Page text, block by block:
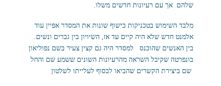
שלהם אך עם רעיונות חדשים משלו.
מלבד השימוש בטכניקות כישוף שונות את המסדר אפיין עוד
אלמנט חדש שלא היה קיים עד אז, השיויון בין גברים ונשים.
בין האנשים שהוכנס למסדר היה גם קצין צעיר בשם נפוליאון
בונפרטה שקיבל השראה מהרעיונות השונים ששמע שם והחל
שם ביצירת הקשרים שהביאו לבסוף לעלייתו לשלטון